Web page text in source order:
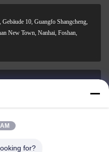
10, Guangfo Shangcheng,
New Town, Nanhai, Foshan,
for?